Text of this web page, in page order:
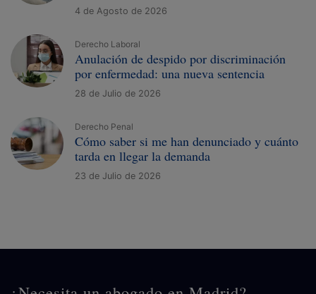
4 de Agosto de 2026
Derecho Laboral
Anulación de despido por discriminación
por enfermedad: una nueva sentencia
28 de Julio de 2026
Derecho Penal
Cómo saber si me han denunciado y cuánto
tarda en llegar la demanda
23 de Julio de 2026